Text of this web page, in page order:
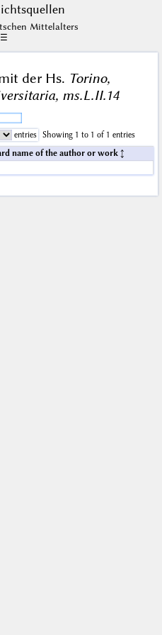
Mittelalters
☰
der Hs. Torino,
ms.L.II.14
entries
Showing 1 to 1 of 1 entries
name of the author or work